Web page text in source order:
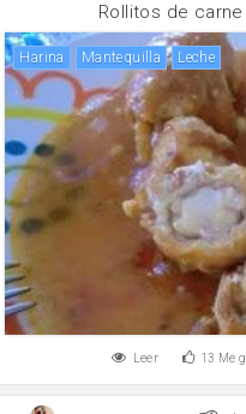
Rollitos de
harina mantequilla leche
Leer 13 Me